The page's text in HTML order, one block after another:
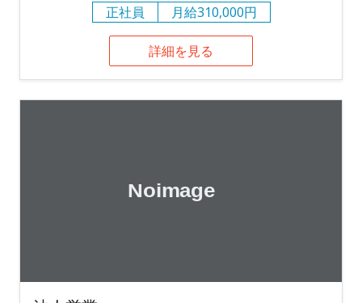
正社員
月給310,000円
詳細を見る